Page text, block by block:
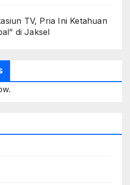
TV, Pria Ini Ketahuan
di Jaksel